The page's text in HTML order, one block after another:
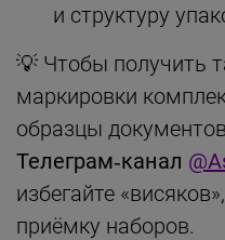
и структуру
💡 Чтобы получить
маркировки
образцы
Телеграм‑канал
избегайте
приёмку наборов.